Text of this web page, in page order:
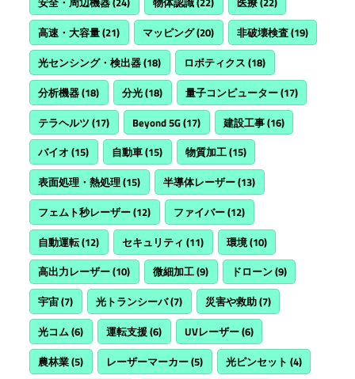
高速・大容量(21) マッピング(20) 非破壊検査(19)
光センシング・検出器(18) ロボティクス (18)
分析機器(18) 分光(18) 量子コンピューター(17)
テラヘルツ (17) Beyond 5G(17) 建設工事(16)
バイオ (15) 自動車(15) 物質加工(15)
表面処理・熱処理(15) 半導体レーザー(13)
フェムト秒レーザー(12) ファイバー(12)
自動運転(12) セキュリティ (11) 環境(10)
高出力レーザー(10) 微細加工(9) ドローン(9)
宇宙(7) 光トランシーバ(7) 災害や救助(7)
光コム(6) 運転支援(6) UVレーザー(6)
農林業(5) レーザーマーカー(5) 光ピンセット (4)